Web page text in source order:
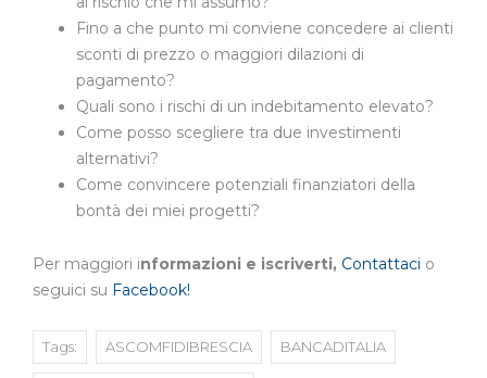
Fino a che punto mi conviene concedere ai clienti
sconti di prezzo o maggiori dilazioni di
pagamento?
Quali sono i rischi di un indebitamento elevato?
Come posso scegliere tra due investimenti
alternativi?
Come convincere potenziali finanziatori della
bontà dei miei progetti?
Per maggiori informazioni e iscriverti, Contattaci o
seguici su Facebook!
Tags: ASCOMFIDIBRESCIA BANCADITALIA